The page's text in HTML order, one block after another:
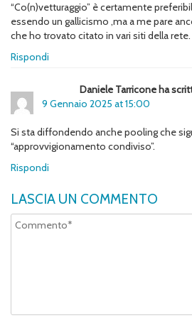
“Co(n)vetturaggio” è certamente
essendo un gallicismo ,ma a me pare
che ho trovato citato in vari siti della rete.
Rispondi
Daniele Tarricone ha
9 Gennaio 2025 at 15:00
Si sta diffondendo anche pooling che
“approvvigionamento condiviso”.
Rispondi
LASCIA UN COMMENTO